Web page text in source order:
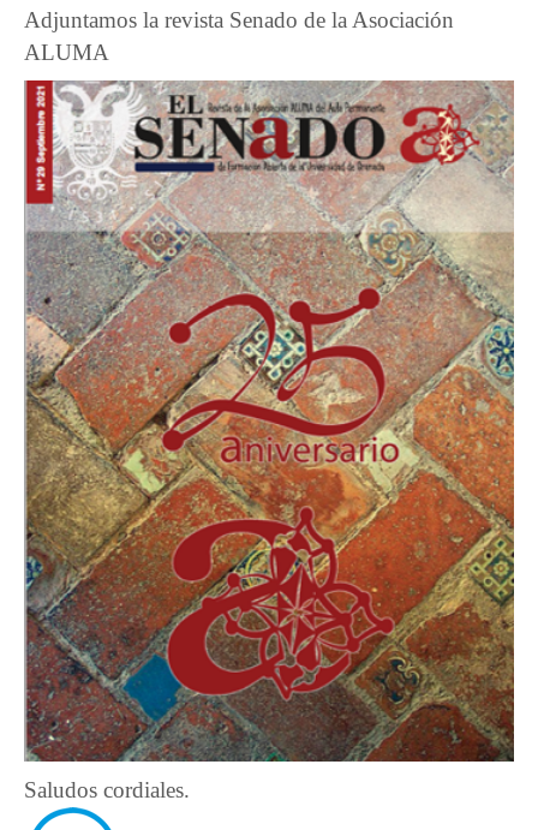
Adjuntamos la revista Senado de la Asociación
ALUMA
Saludos cordiales.